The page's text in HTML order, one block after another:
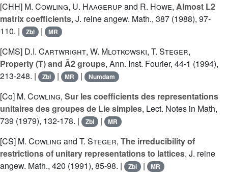
[CHH] M. Cowling, U. Haagerup and R. Howe, Almost L2
matrix coefficients, J. reine angew. Math., 387 (1988), 97-
110. |
Zbl | MR
[CMS] D.I. Cartwright, W. Mlotkowski, T. Steger,
Property (T) and Ã2 groups, Ann. Inst. Fourier, 44-1 (1994),
213-248. |
Zbl | MR | Numdam
[Co] M. Cowling, Sur les coefficients des representations
unitaires des groupes de Lie simples, Lect. Notes in Math,
739 (1979), 132-178. |
Zbl | MR
[CS] M. Cowling and T. Steger, The irreducibility of
restrictions of unitary representations to lattices, J. reine
angew. Math., 420 (1991), 85-98. |
Zbl | MR